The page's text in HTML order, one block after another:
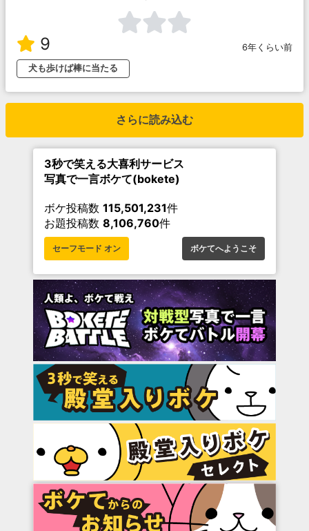
9
6年くらい前
犬も歩けば棒に当たる
さらに読み込む
3秒で笑える大喜利サービス
写真で一言ボケて(bokete)
ボケ投稿数 115,501,231件
お題投稿数 8,106,760件
セーフモード オン ボケてへようこそ